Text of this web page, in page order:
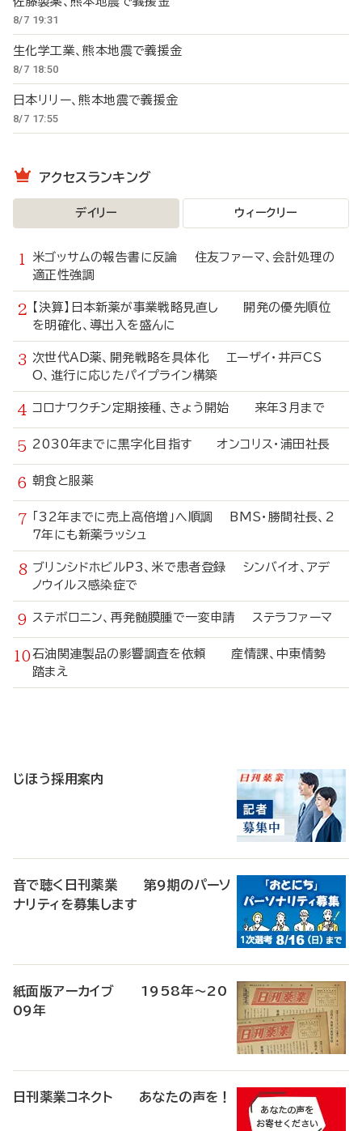
8/7 19:31
生化学工業、熊本地震で義援金
8/7 18:50
日本リリー、熊本地震で義援金
8/7 17:55
アクセスランキング
デイリー ウィークリー
米ゴッサムの報告書に反論 住友ファーマ、会計処理の
適正性強調
【決算】日本新薬が事業戦略見直し 開発の優先順位
を明確化、導出入を盛んに
次世代AD薬、開発戦略を具体化 エーザイ・井戸CS
O、進行に応じたパイプライン構築
コロナワクチン定期接種、きょう開始 来年3月まで
2030年までに黒字化目指す オンコリス・浦田社長
朝食と服薬
「32年までに売上高倍増」へ順調 BMS・勝間社長、2
7年にも新薬ラッシュ
ブリンシドホビルP3、米で患者登録 シンバイオ、アデ
ノウイルス感染症で
ステボロニン、再発髄膜腫で一変申請 ステラファーマ
石油関連製品の影響調査を依頼 産情課、中東情勢
踏まえ
じほう採用案内
音で聴く日刊薬業 第9期のパーソ
ナリティを募集します
紙面版アーカイブ 1958年～20
09年
日刊薬業コネクト あなたの声を！